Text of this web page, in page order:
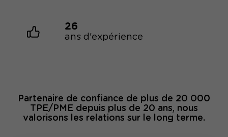
26
ans d'expérience
Partenaire de confiance de plus de 20 000
TPE/PME depuis plus de 20 ans, nous
valorisons les relations sur le long terme.